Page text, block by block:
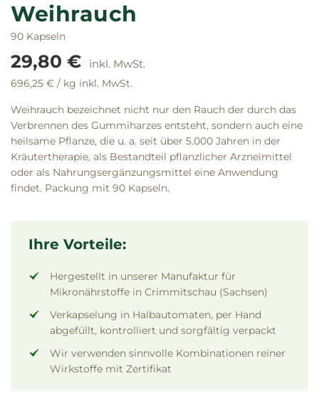
der
Bildgalerie
Weihrauch
90 Kapseln
29,80 €
696,25 € / kg inkl. MwSt.
Weihrauch bezeichnet nicht nur den Rauch der durch das
Verbrennen des Gummiharzes entsteht, sondern auch eine
heilsame Pflanze, die u. a. seit über 5.000 Jahren in der
Kräutertherapie, als Bestandteil pflanzlicher Arzneimittel
oder als Nahrungsergänzungsmittel eine Anwendung
findet. Packung mit 90 Kapseln.
Ihre Vorteile:
Hergestellt in unserer Manufaktur für
Mikronährstoffe in Crimmitschau (Sachsen)
Verkapselung in Halbautomaten, per Hand
abgefüllt, kontrolliert und sorgfältig verpackt
Wir verwenden sinnvolle Kombinationen reiner
Wirkstoffe mit Zertifikat